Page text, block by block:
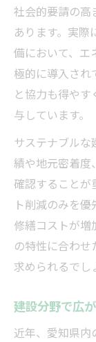
社会的要請の高
あります。実
備において、エ
極的に導入され
と協力も得や
与しています。
サステナブル
績や地元密着度
確認することが
ト削減のみを
修繕コストが増
の特性に合わ
求められるでし
建設分野で広
近年、愛知県